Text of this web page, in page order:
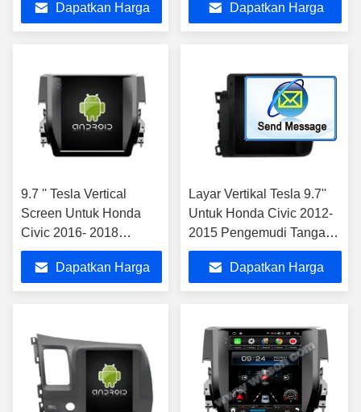
Mobil Stereo GPS
Carplay Player
Dapatkan Harga
Dapatkan Harga
9.7 '' Tesla Vertical
Screen Untuk Honda
Civic 2016- 2018
Android Mobil
Multimedia Player
Dapatkan Harga
Layar Vertikal Tesla 9.7''
Untuk Honda Civic 2012-
2015 Pengemudi Tangan
Kiri Pemutar Multimedia
Mobil AndroidDapatkan Harga